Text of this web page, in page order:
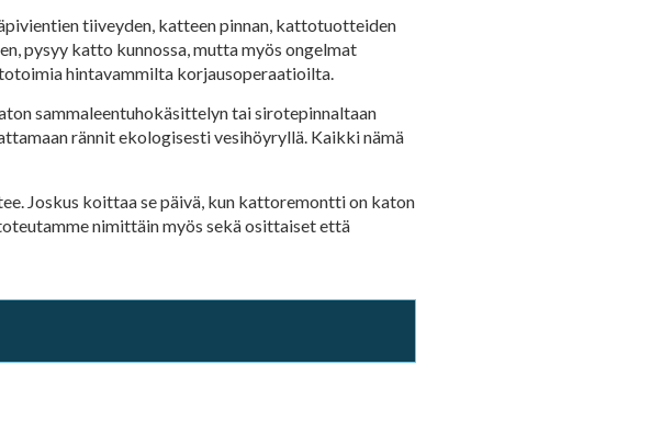
tiiveyden, katteen pinnan, kattotuotteiden
pysyy katto kunnossa, mutta myös ongelmat
hintavammilta korjausoperaatioilta.
sammaleentuhokäsittelyn tai sirotepinnaltaan
rännit ekologisesti vesihöyryllä. Kaikki nämä
Joskus koittaa se päivä, kun kattoremontti on katon
nimittäin myös sekä osittaiset että